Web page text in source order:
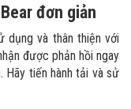
đơn giản
dụng và thân thiện với
được phản hồi ngay
Hãy tiến hành tải và sử